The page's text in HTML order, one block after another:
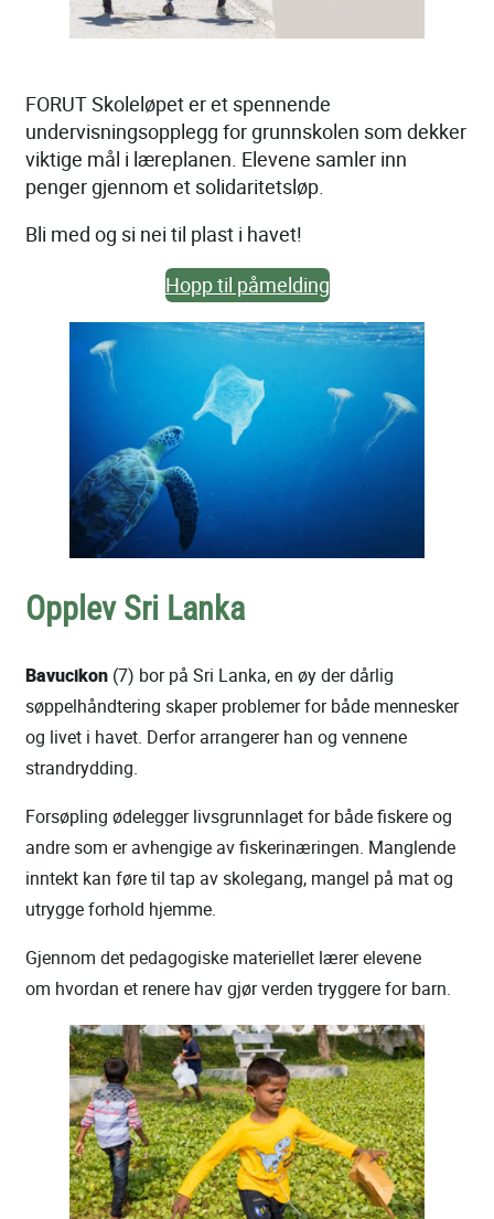
FORUT Skoleløpet er et spennende
undervisningsopplegg for grunnskolen som dekker
viktige mål i læreplanen. Elevene samler inn
penger gjennom et solidaritetsløp.
Bli med og si nei til plast i havet!
Hopp til påmelding
Opplev Sri Lanka
Bavucikon (7) bor på Sri Lanka, en øy der dårlig
søppelhåndtering skaper problemer for både mennesker
og livet i havet. Derfor arrangerer han og vennene
strandrydding.
Forsøpling ødelegger livsgrunnlaget for både fiskere og
andre som er avhengige av fiskerinæringen. Manglende
inntekt kan føre til tap av skolegang, mangel på mat og
utrygge forhold hjemme.
Gjennom det pedagogiske materiellet lærer elevene
om hvordan et renere hav gjør verden tryggere for barn.